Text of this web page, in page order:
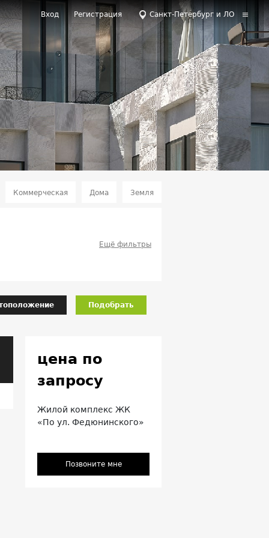
Вход Регистрация Санкт-Петербург и ЛО
Коммерческая Дома Земля
Ещё фильтры
Подобрать
цена по
запросу
Жилой комплекс ЖК
«По ул. Федюнинского»
Позвоните мне